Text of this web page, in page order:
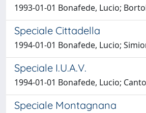
1993-01-01 Bonafede, Lucio;
Speciale Cittadella
1994-01-01 Bonafede, Lucio;
Speciale I.U.A.V.
1994-01-01 Bonafede, Lucio;
Speciale Montagnana